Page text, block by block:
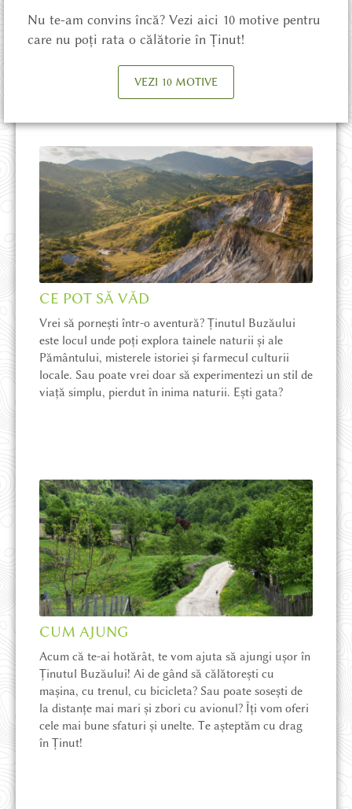
VIEW IN ENGLISH
REDIRECȚIONEAZĂ 3.5%
PARTENERIATE ȘI CSR
OFERTĂ EDUCAȚIONALĂ
DESPRE ȚINUT
Nu te-am convins încă? Vezi aici 10 motive pentru
care nu poți rata o călătorie în Ținut!
VEZI 10 MOTIVE
CE POT SĂ VĂD
Vrei să pornești într-o aventură? Ținutul Buzăului
este locul unde poți explora tainele naturii și ale
Pământului, misterele istoriei și farmecul culturii
locale. Sau poate vrei doar să experimentezi un stil de
viață simplu, pierdut în inima naturii. Ești gata?
CUM AJUNG
Acum că te-ai hotărât, te vom ajuta să ajungi ușor în
Ținutul Buzăului! Ai de gând să călătorești cu
mașina, cu trenul, cu bicicleta? Sau poate sosești de
la distanțe mai mari și zbori cu avionul? Îți vom oferi
cele mai bune sfaturi și unelte. Te așteptăm cu drag
în Ținut!